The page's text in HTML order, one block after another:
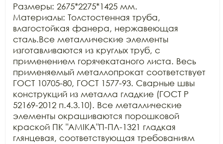
Размеры: 2675*2275*1425 мм.
Материалы: Толстостенная труба,
влагостойкая фанера, нержавеющая
сталь.Все металлические элементы
изготавливаются из круглых труб, с
применением горячекатаного листа. Весь
применяемый металлопрокат соответствует
ГОСТ 10705-80, ГОСТ 1577-93. Сварные швы
конструкций из металла гладкие (ГОСТ Р
52169-2012 п.4.3.10). Все металлические
элементы окрашиваются порошковой
краской ПК "АМIKA"П-ПЛ-1321 гладкая
глянцевая, соответствующая требованиям